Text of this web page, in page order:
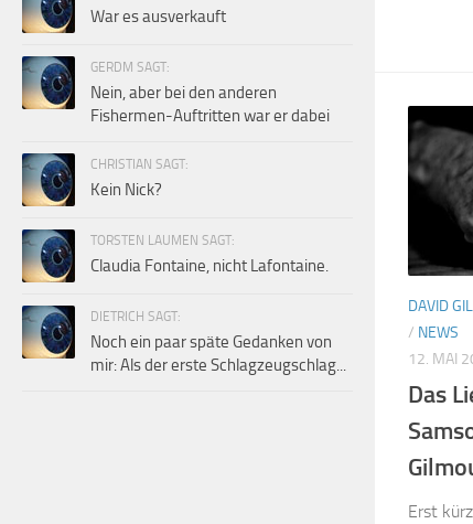
DAVID
/ NEWS
12. MAI
Das
Erst
War es ausverkauft
GERDM SAGT:
Nein, aber bei den anderen
Fishermen-Auftritten war er dabei
CHRISTIAN SAGT:
Kein Nick?
TORSTEN LAUMEN SAGT:
Claudia Fontaine, nicht Lafontaine.
DIETRICH SAGT:
Noch ein paar späte Gedanken von
mir: Als der erste Schlagzeugschlag...